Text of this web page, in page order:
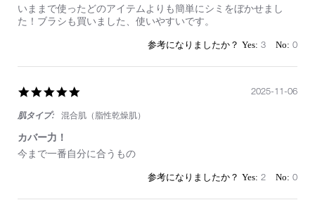
Review
by
2025
review
stating
め
す
いままで使ったどのアイテムよりも簡単にシミをぼかせまし
た！ブラシも買いました、使いやすいです。
3 0
rating
肌タイプ:
混合肌（脂性乾燥肌）
カバー力！
Review
review
今まで一番自分に合うもの
2025-11-06
2 0